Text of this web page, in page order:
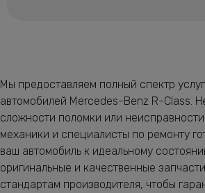
Мы предоставляем полный спектр
автомобилей Mercedes-Benz R-Class.
сложности поломки или
механики и специалисты по ремонту
ваш автомобиль к идеальному
оригинальные и качественные
стандартам производителя, чтобы